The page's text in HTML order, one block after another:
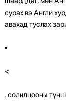
сурах вэ Англи
авахад туслах
<
. солилцооны